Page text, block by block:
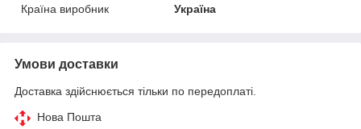
Країна виробник
Україна
Умови доставки
Доставка здійснюється тільки по передоплаті.
Нова Пошта